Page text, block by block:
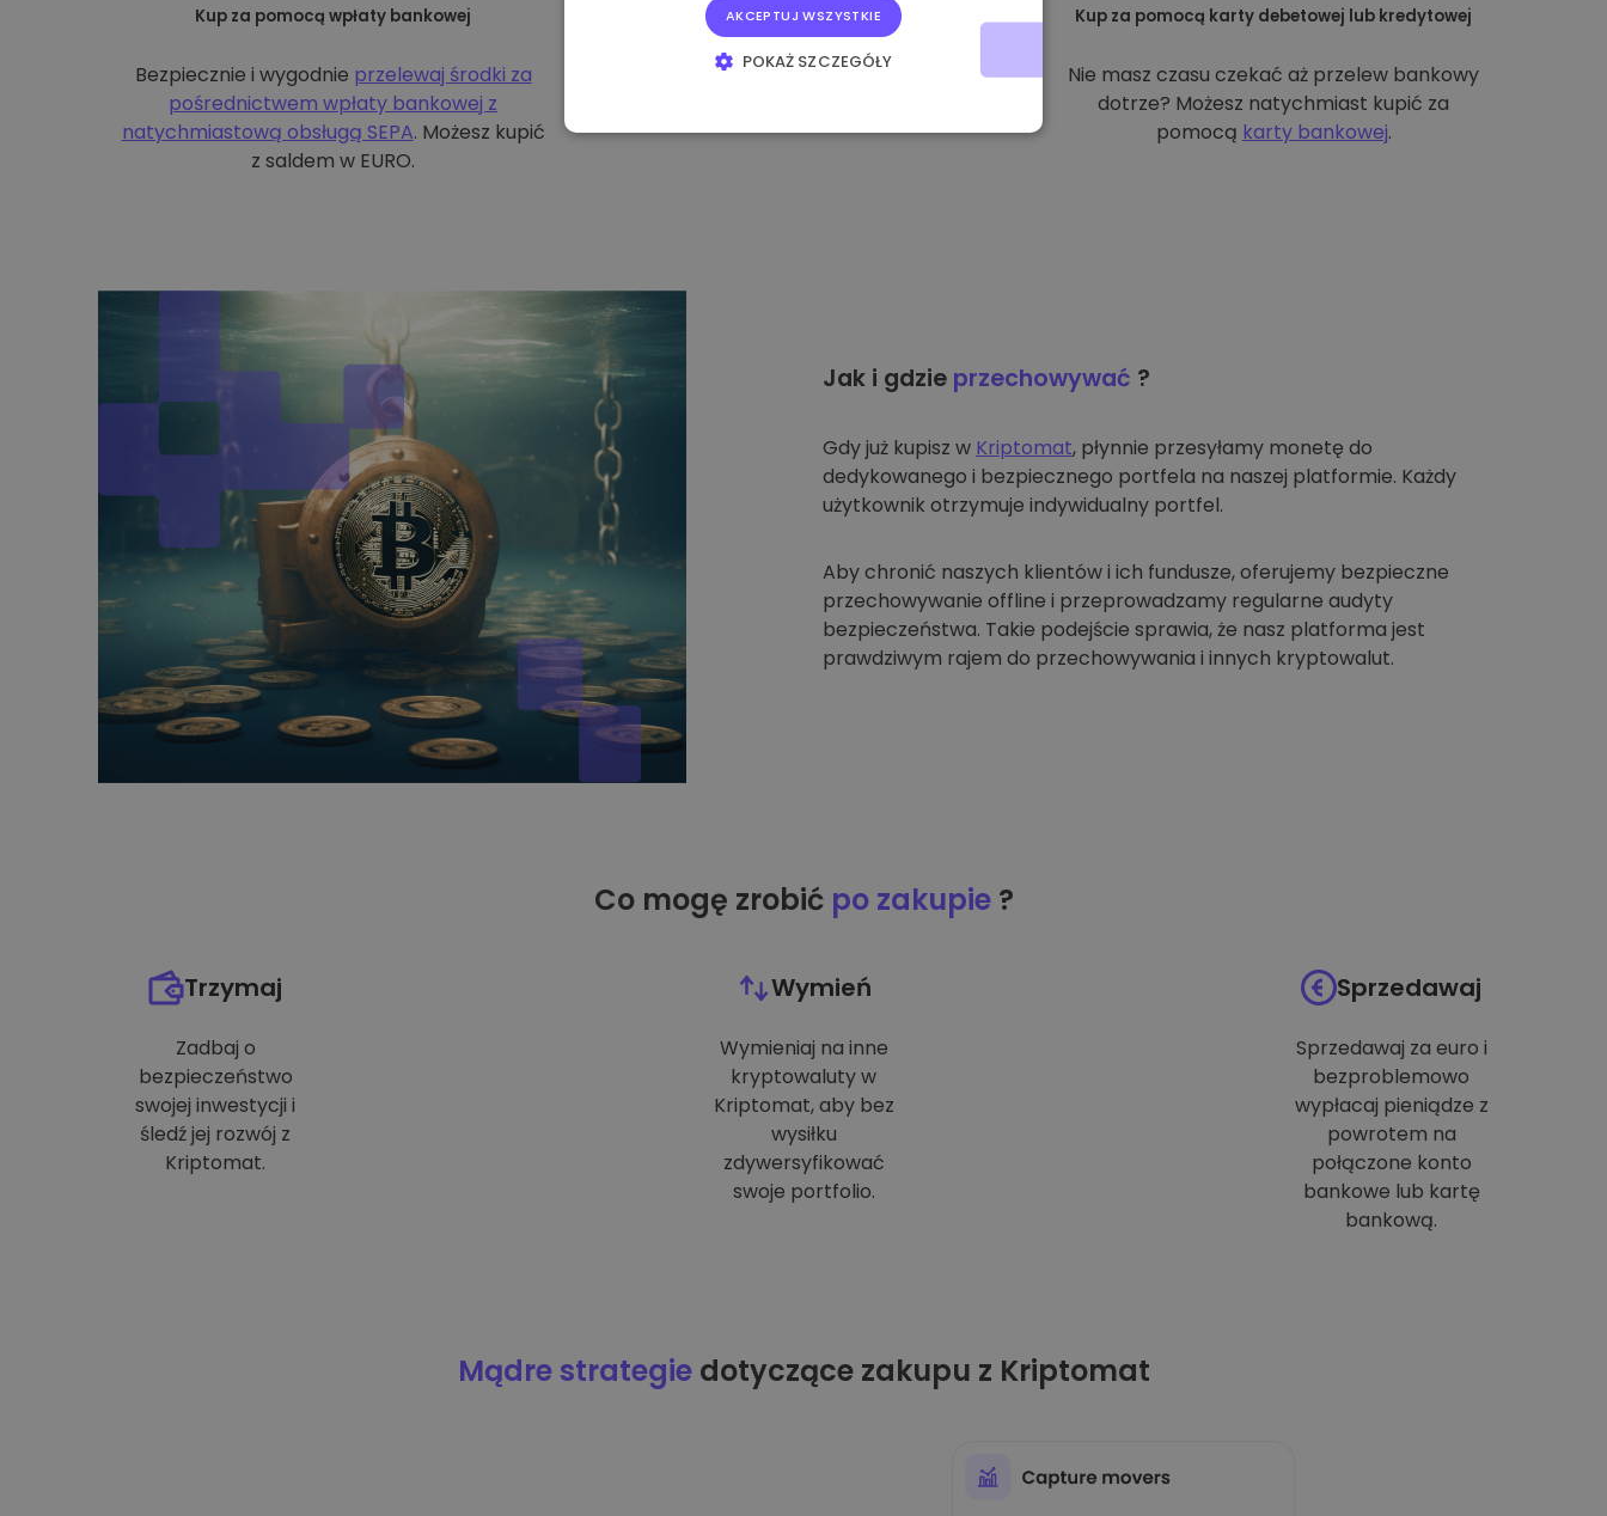
Kup za pomocą wpłaty bankowej
Bezpiecznie i wygodnie przelewaj środki za
pośrednictwem wpłaty bankowej z
natychmiastową obsługą SEPA. Możesz kupić
z saldem w EURO.
Kup za pomocą karty debetowej lub kredytowej
Nie masz czasu czekać aż przelew bankowy
dotrze? Możesz natychmiast kupić za
pomocą karty bankowej.
Jak i gdzie przechowywać ?
Gdy już kupisz w Kriptomat, płynnie przesyłamy monetę do
dedykowanego i bezpiecznego portfela na naszej platformie. Każdy
użytkownik otrzymuje indywidualny portfel.
Aby chronić naszych klientów i ich fundusze, oferujemy bezpieczne
przechowywanie offline i przeprowadzamy regularne audyty
bezpieczeństwa. Takie podejście sprawia, że nasz platforma jest
prawdziwym rajem do przechowywania i innych kryptowalut.
Co mogę zrobić po zakupie?
Trzymaj
Zadbaj o
bezpieczeństwo
swojej inwestycji i
śledź jej rozwój z
Kriptomat.
Wymień
Wymieniaj na inne
kryptowaluty w
Kriptomat, aby bez
wysiłku
zdywersyfikować
swoje portfolio.
Sprzedawaj
Sprzedawaj za euro i
bezproblemowo
wypłacaj pieniądze z
powrotem na
połączone konto
bankowe lub kartę
bankową.
Mądre strategiedotyczące zakupu z Kriptomat
AKCEPTUJ WSZYSTKIE
POKAŻ SZCZEGÓŁY